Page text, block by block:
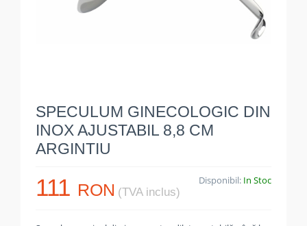
SPECULUM GINECOLOGIC DIN
INOX AJUSTABIL 8,8 CM
ARGINTIU
111 RON (TVA inclus)
Disponibil: In Stoc